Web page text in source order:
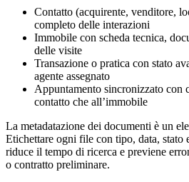
Contatto (acquirente, venditore,
completo delle interazioni
Immobile con scheda tecnica,
delle visite
Transazione o pratica con stato
agente assegnato
Appuntamento sincronizzato con
contatto che all’immobile
La metadatazione dei documenti è un
Etichettare ogni file con tipo, data, stato
riduce il tempo di ricerca e previene
o contratto preliminare.